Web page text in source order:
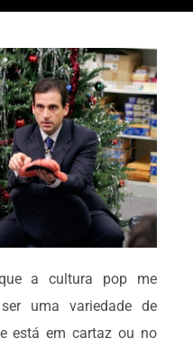
a cultura pop me
uma variedade de
está em cartaz ou no